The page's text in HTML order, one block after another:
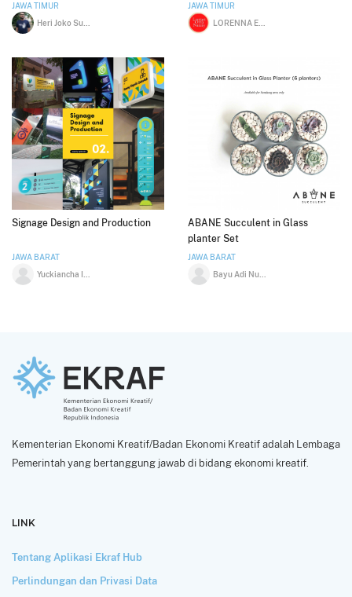
JAWA TIMUR
JAWA TIMUR
Signage Design and Production
JAWA BARAT
ABANE Succulent in Glass
planter Set
JAWA BARAT
Kementerian Ekonomi Kreatif/Badan Ekonomi Kreatif adalah Lembaga
Pemerintah yang bertanggung jawab di bidang ekonomi kreatif.
LINK
Tentang Aplikasi Ekraf Hub
Perlindungan dan Privasi Data